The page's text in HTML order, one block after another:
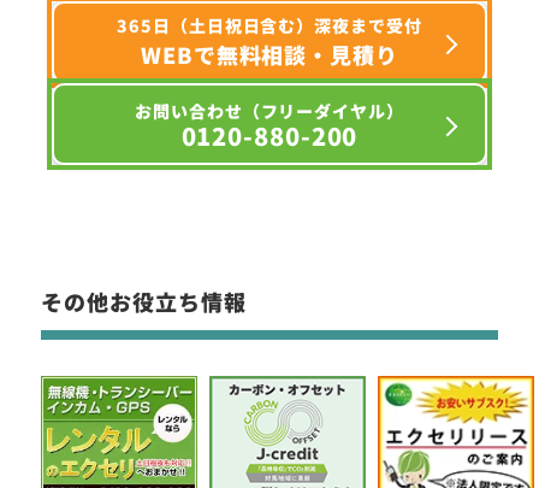
365日（土日祝日含む）深夜まで受付
WEBで無料相談・見積り
お問い合わせ（フリーダイヤル）
0120-880-200
その他お役立ち情報